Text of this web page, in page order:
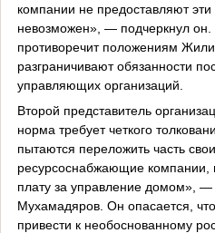
компании не предоставляют
невозможен», — подчеркнул
противоречит положениям
разграничивают обязанности
управляющих организаций.
Второй представитель
норма требует четкого
пытаются переложить часть
ресурсоснабжающие компании,
плату за управление домом»,
Мухамадяров. Он опасается,
привести к необоснованному